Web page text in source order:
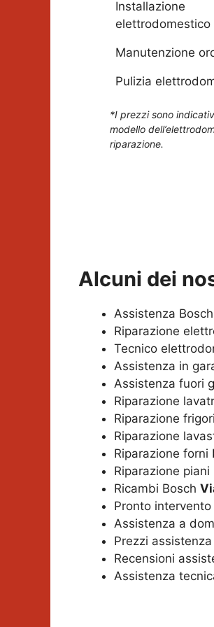
Installazione
elettrodomestico
Manutenzione
Pulizia
*I prezzi sono
modello
riparazione.
Alcuni dei
Assistenza Bosch
Riparazione
Tecnico
Assistenza in
Assistenza fuori
Riparazione
Riparazione
Riparazione
Riparazione forni
Riparazione
Ricambi Bosch
Pronto intervento
Assistenza a
Prezzi
Recensioni
Assistenza